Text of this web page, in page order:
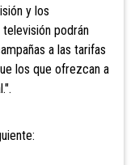
y los
podrán
a las tarifas
los que ofrezcan a